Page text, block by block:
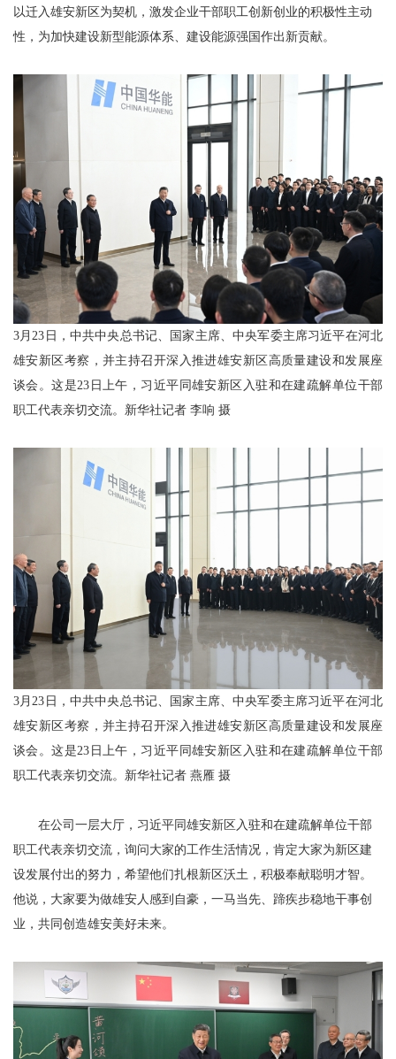
以迁入雄安新区为契机，激发企业干部职工创新创业的积极性主动
性，为加快建设新型能源体系、建设能源强国作出新贡献。
3月23日，中共中央总书记、国家主席、中央军委主席习近平在河北
雄安新区考察，并主持召开深入推进雄安新区高质量建设和发展座
谈会。这是23日上午，习近平同雄安新区入驻和在建疏解单位干部
职工代表亲切交流。新华社记者 李响 摄
3月23日，中共中央总书记、国家主席、中央军委主席习近平在河北
雄安新区考察，并主持召开深入推进雄安新区高质量建设和发展座
谈会。这是23日上午，习近平同雄安新区入驻和在建疏解单位干部
职工代表亲切交流。新华社记者 燕雁 摄
在公司一层大厅，习近平同雄安新区入驻和在建疏解单位干部
职工代表亲切交流，询问大家的工作生活情况，肯定大家为新区建
设发展付出的努力，希望他们扎根新区沃土，积极奉献聪明才智。
他说，大家要为做雄安人感到自豪，一马当先、蹄疾步稳地干事创
业，共同创造雄安美好未来。